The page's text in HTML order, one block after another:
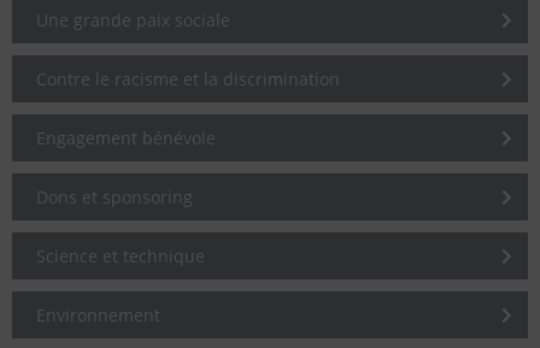
Une grande paix sociale
Contre le racisme et la discrimination
Engagement bénévole
Dons et sponsoring
Science et technique
Environnement